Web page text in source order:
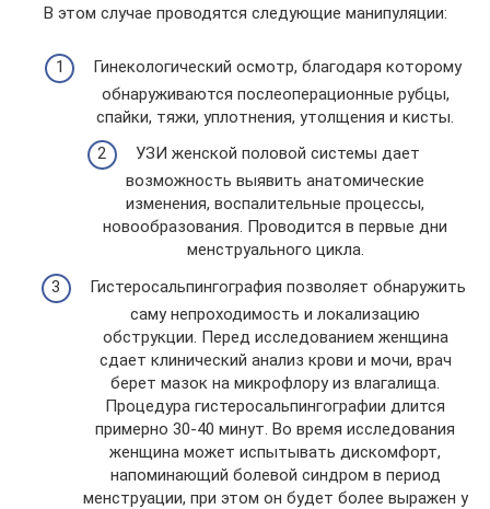
В этом случае проводятся следующие манипуляции:
Гинекологический осмотр, благодаря которому
обнаруживаются послеоперационные рубцы,
спайки, тяжи, уплотнения, утолщения и кисты.
УЗИ женской половой системы дает
возможность выявить анатомические
изменения, воспалительные процессы,
новообразования. Проводится в первые дни
менструального цикла.
Гистеросальпингография позволяет обнаружить
саму непроходимость и локализацию
обструкции. Перед исследованием женщина
сдает клинический анализ крови и мочи, врач
берет мазок на микрофлору из влагалища.
Процедура гистеросальпингографии длится
примерно 30-40 минут. Во время исследования
женщина может испытывать дискомфорт,
напоминающий болевой синдром в период
менструации, при этом он будет более выражен у